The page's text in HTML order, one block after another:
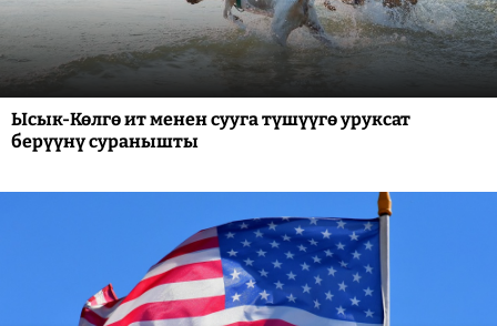
Ысык-Көлгө ит менен сууга түшүүгө уруксат
берүүнү суранышты